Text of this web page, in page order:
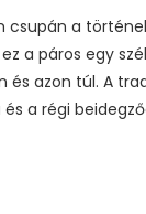
a
a páros egy
azon túl. A
a régi